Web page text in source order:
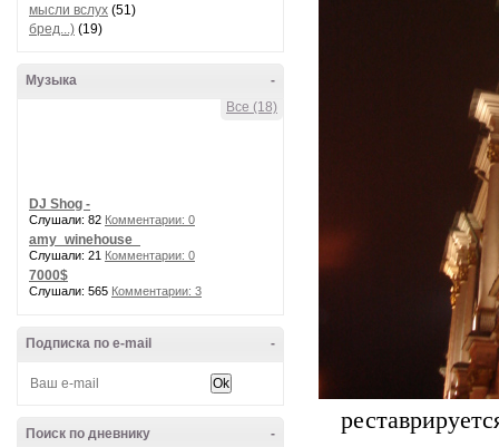
мысли вслух (51)
бред...) (19)
-
Музыка
Все (18)
DJ Shog -
Слушали: 82 Комментарии: 0
amy_winehouse_
Слушали: 21 Комментарии: 0
7000$
Слушали: 565 Комментарии: 3
-
Подписка по e-mail
-
Поиск по дневнику